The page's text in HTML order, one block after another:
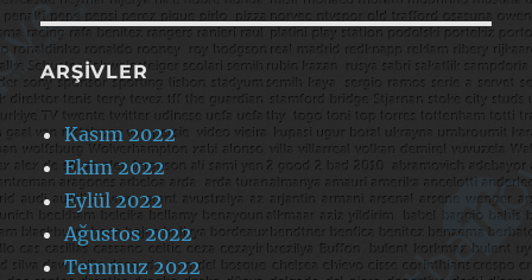
ARŞIVLER
Kasım 2022
Ekim 2022
Eylül 2022
Ağustos 2022
Temmuz 2022